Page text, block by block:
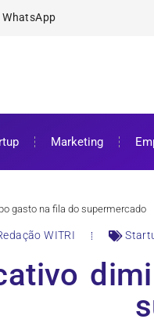
para bolsa de
encontrar e como
e como se preparar
Marketing
gasto na fila do supermercado
WITRI